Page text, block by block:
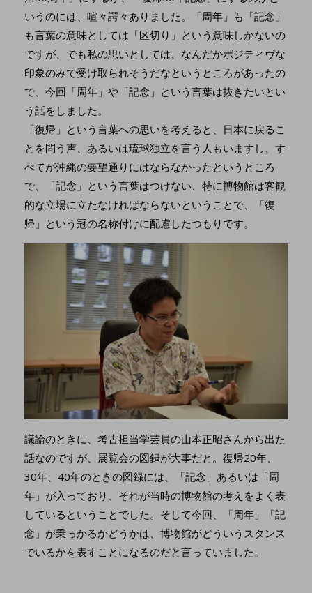
いうのには、喧々諤々ありました。「周年」も「記念」
も言葉の意味としては「区切り」という意味しかないの
ですが、でも私の思いとしては、なんだかポジティヴな
印象のみで受け取られそうだなというところがあったの
で、今回「周年」や「記念」という言葉は抜きたいとい
う話をしました。
「復帰」という言葉への思いを考えると、日本に戻るこ
とを問う声、あるいは琉球独立を言う人もいますし、す
べてが沖縄の要望通りにはならなかったというところ
で、「記念」という言葉はつけない、特に博物館は客観
的な立場に立たなければならないということで、「復
帰」という冠の名称付けに配慮したつもりです。
議論のときに、考古担当学芸員の山本正昭さんから出た
話なのですが、展覧会の図録が大事だと。復帰20年、
30年、40年のときの図録には、「記念」あるいは「周
年」が入っており、それが当時の博物館の考えをよく表
しているということでした。そして今回、「周年」「記
念」が乗っかるかどうかは、博物館がどういうスタンス
でいるかを表すことになるのだと言っていました。